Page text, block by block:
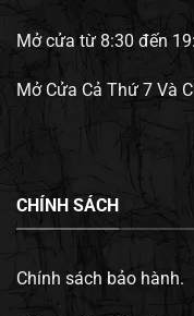
Mở cửa từ 8:30 đến
Mở Cửa Cả Thứ 7 Và
CHÍNH SÁCH
Chính sách bảo hành.